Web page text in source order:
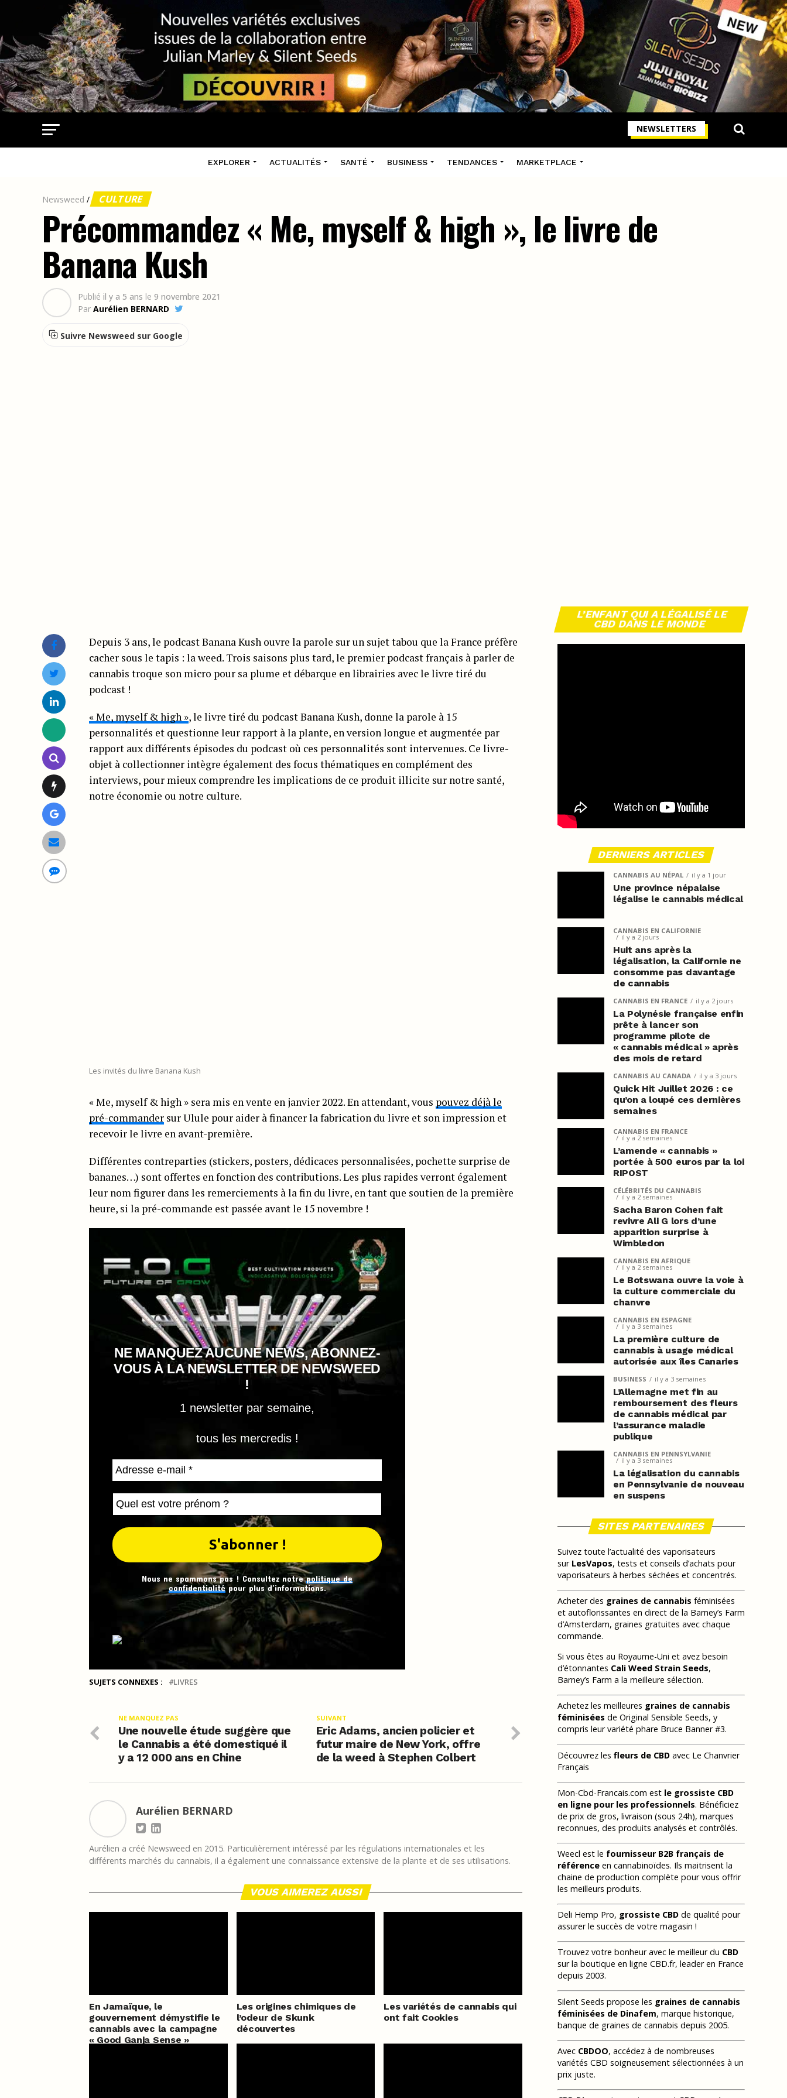
NEWSLETTERS
EXPLORER ACTUALITÉS SANTÉ BUSINESS TENDANCES MARKETPLACE
Newsweed / CULTURE
Précommandez « Me, myself & high », le livre de
Banana Kush
Publié il y a 5 ans le 9 novembre 2021
Par Aurélien BERNARD
Suivre Newsweed sur Google
Depuis 3 ans, le podcast Banana Kush ouvre la parole sur un sujet tabou que la France préfère
cacher sous le tapis : la weed. Trois saisons plus tard, le premier podcast français à parler de
cannabis troque son micro pour sa plume et débarque en librairies avec le livre tiré du
podcast !
« Me, myself & high », le livre tiré du podcast Banana Kush, donne la parole à 15
personnalités et questionne leur rapport à la plante, en version longue et augmentée par
rapport aux différents épisodes du podcast où ces personnalités sont intervenues. Ce livre-
objet à collectionner intègre également des focus thématiques en complément des
interviews, pour mieux comprendre les implications de ce produit illicite sur notre santé,
notre économie ou notre culture.
Les invités du livre Banana Kush
« Me, myself & high » sera mis en vente en janvier 2022. En attendant, vous pouvez déjà le
pré-commander sur Ulule pour aider à financer la fabrication du livre et son impression et
recevoir le livre en avant-première.
Différentes contreparties (stickers, posters, dédicaces personnalisées, pochette surprise de
bananes…) sont offertes en fonction des contributions. Les plus rapides verront également
leur nom figurer dans les remerciements à la fin du livre, en tant que soutien de la première
heure, si la pré-commande est passée avant le 15 novembre !
NE MANQUEZ AUCUNE NEWS, ABONNEZ-
VOUS À LA NEWSLETTER DE NEWSWEED
!
1 newsletter par semaine,
tous les mercredis !
Nous ne spammons pas ! Consultez notrepolitique de
confidentialitépour plus d’informations.
SUJETS CONNEXES : LIVRES
SUIVANT
Eric Adams, ancien policier et
futur maire de New York, offre
de la weed à Stephen Colbert
NE MANQUEZ PAS
Une nouvelle étude suggère que
le Cannabis a été domestiqué il
y a 12 000 ans en Chine
Aurélien BERNARD
Aurélien a créé Newsweed en 2015. Particulièrement intéressé par les régulations internationales et les
différents marchés du cannabis, il a également une connaissance extensive de la plante et de ses utilisations.
VOUS AIMEREZ AUSSI
En Jamaïque, le
gouvernement démystifie le
cannabis avec la campagne
« Good Ganja Sense »
Les origines chimiques de
l’odeur de Skunk
découvertes
Les variétés de cannabis qui
ont fait Cookies
L’ENFANT QUI A LÉGALISÉ LE
CBD DANS LE MONDE
DERNIERS ARTICLES
CANNABIS AU NÉPAL il y a 1 jour
Une province népalaise
légalise le cannabis médical
CANNABIS EN CALIFORNIE
il y a 2 jours
Huit ans après la
légalisation, la Californie ne
consomme pas davantage
de cannabis
CANNABIS EN FRANCE il y a 2 jours
La Polynésie française enfin
prête à lancer son
programme pilote de
« cannabis médical » après
des mois de retard
CANNABIS AU CANADA il y a 3 jours
Quick Hit Juillet 2026 : ce
qu’on a loupé ces dernières
semaines
CANNABIS EN FRANCE
il y a 2 semaines
L’amende « cannabis »
portée à 500 euros par la loi
RIPOST
CÉLÉBRITÉS DU CANNABIS
il y a 2 semaines
Sacha Baron Cohen fait
revivre Ali G lors d’une
apparition surprise à
Wimbledon
CANNABIS EN AFRIQUE
il y a 2 semaines
Le Botswana ouvre la voie à
la culture commerciale du
chanvre
CANNABIS EN ESPAGNE
il y a 3 semaines
La première culture de
cannabis à usage médical
autorisée aux îles Canaries
BUSINESS il y a 3 semaines
L’Allemagne met fin au
remboursement des fleurs
de cannabis médical par
l’assurance maladie
publique
CANNABIS EN PENNSYLVANIE
il y a 3 semaines
La légalisation du cannabis
en Pennsylvanie de nouveau
en suspens
SITES PARTENAIRES
Suivez toute l’actualité des vaporisateurs
sur LesVapos, tests et conseils d’achats pour
vaporisateurs à herbes séchées et concentrés.
Acheter des graines de cannabis féminisées
et autoflorissantes en direct de la Barney’s Farm
d’Amsterdam, graines gratuites avec chaque
commande.
Si vous êtes au Royaume-Uni et avez besoin
d’étonnantes Cali Weed Strain Seeds,
Barney’s Farm a la meilleure sélection.
Achetez les meilleures graines de cannabis
féminisées de Original Sensible Seeds, y
compris leur variété phare Bruce Banner #3.
Découvrez les fleurs de CBD avec Le Chanvrier
Français
Mon-Cbd-Francais.com est le grossiste CBD
en ligne pour les professionnels. Bénéficiez
de prix de gros, livraison (sous 24h), marques
reconnues, des produits analysés et contrôlés.
Weecl est le fournisseur B2B français de
référence en cannabinoïdes. Ils maitrisent la
chaine de production complète pour vous offrir
les meilleurs produits.
Deli Hemp Pro, grossiste CBD de qualité pour
assurer le succès de votre magasin !
Trouvez votre bonheur avec le meilleur du CBD
sur la boutique en ligne CBD.fr, leader en France
depuis 2003.
Silent Seeds propose les graines de cannabis
féminisées de Dinafem, marque historique,
banque de graines de cannabis depuis 2005.
Avec CBDOO, accédez à de nombreuses
variétés CBD soigneusement sélectionnées à un
prix juste.